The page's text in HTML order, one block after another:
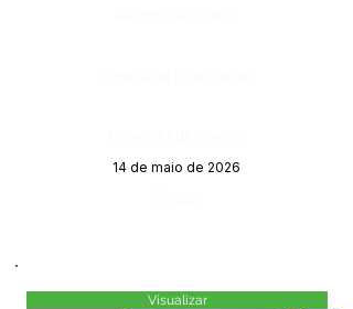
14 de maio de 2026
Visualizar